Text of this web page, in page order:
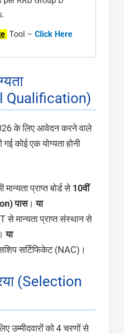
Tool – Click Here
Qualification)
के लिए आवेदन करने वाले
गई कोई एक योग्यता होनी
प्राप्त बोर्ड से10वीं
पास।या
से मान्यता प्राप्त संस्थान से
या
सर्टिफिकेट (NAC)।
(Selection
उम्मीदवारों को 4 चरणों से